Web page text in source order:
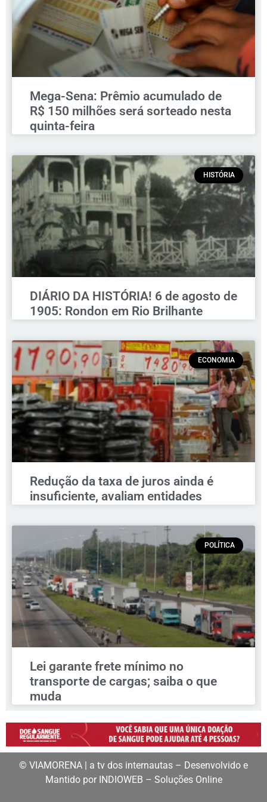
Mega-Sena: Prêmio acumulado de
R$ 150 milhões será sorteado nesta
quinta-feira
HISTÓRIA
DIÁRIO DA HISTÓRIA! 6 de agosto de
1905: Rondon em Rio Brilhante
ECONOMIA
Redução da taxa de juros ainda é
insuficiente, avaliam entidades
POLÍTICA
Lei garante frete mínimo no
transporte de cargas; saiba o que
muda
© VIAMORENA | a tv dos internautas – Desenvolvido e
Mantido por INDIOWEB – Soluções Online